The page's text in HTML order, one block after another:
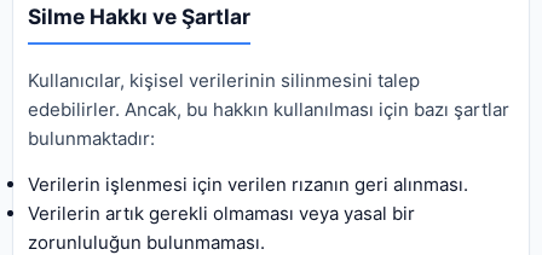
Silme Hakkı ve Şartlar
Kullanıcılar, kişisel verilerinin silinmesini talep
edebilirler. Ancak, bu hakkın kullanılması için bazı şartlar
bulunmaktadır:
Verilerin işlenmesi için verilen rızanın geri alınması.
Verilerin artık gerekli olmaması veya yasal bir
zorunluluğun bulunmaması.